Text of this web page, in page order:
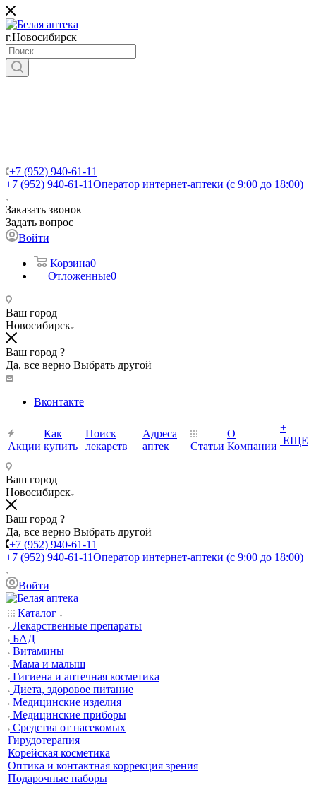
г.Новосибирск
+7 (952) 940-61-11
+7 (952) 940-61-11Оператор интернет-аптеки (с 9:00 до 18:00)
Заказать звонок
Задать вопрос
Войти
Корзина0
Отложенные0
Ваш город
Новосибирск
Ваш город ?
Да, все верно Выбрать другой
Вконтакте
Акции
Как
купить
Поиск
лекарств
Адреса
аптек
Статьи
О
Компании
+
ЕЩЕ
Ваш город
Новосибирск
Ваш город ?
Да, все верно Выбрать другой
+7 (952) 940-61-11
+7 (952) 940-61-11Оператор интернет-аптеки (с 9:00 до 18:00)
Войти
Каталог
Лекарственные препараты
БАД
Витамины
Мама и малыш
Гигиена и аптечная косметика
Диета, здоровое питание
Медицинские изделия
Медицинские приборы
Средства от насекомых
Гирудотерапия
Корейская косметика
Оптика и контактная коррекция зрения
Подарочные наборы